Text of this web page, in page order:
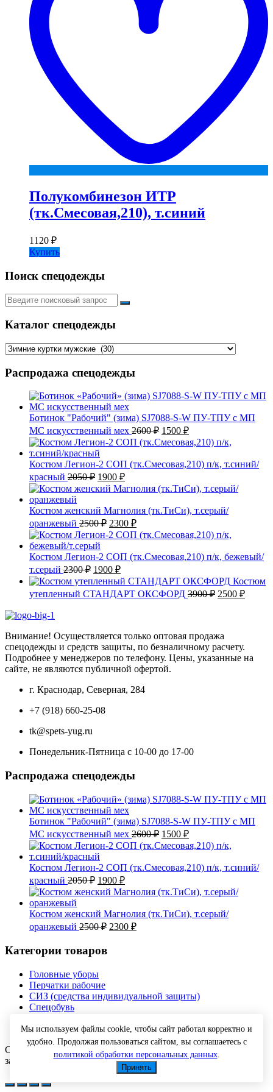
Полукомбинезон ИТР
(тк.Смесовая,210), т.синий
1120 ₽
Купить
Поиск спецодежды
Искать:
Каталог спецодежды
Распродажа спецодежды
Ботинок "Рабочий" (зима) SJ7088-S-W ПУ-ТПУ с МП
МС искусственный мех 2600₽ Первоначальная
цена
составляла
2600 ₽.
1500 ₽Текущая
цена:
Костюм Легион-2 СОП (тк.Смесовая,210) п/к, т.синий/
красный 2050₽ Первоначальная
цена
составляла
2050 ₽.
1900 ₽Текущая
цена:
Костюм женский Магнолия (тк.ТиСи), т.серый/
оранжевый 2500₽ Первоначальная
цена
составляла
2500 ₽.
2300 ₽Текущая
цена:
Костюм Легион-2 СОП (тк.Смесовая,210) п/к, бежевый/
т.серый 2300₽ Первоначальная
цена
составляла
2300 ₽.
1900 ₽Текущая
цена:
1900 ₽.
Костюм
утепленный СТАНДАРТ ОКСФОРД 3900₽ 2500 ₽
Внимание! Осуществляется только оптовая продажа
спецодежды и средств защиты, по безналичному расчету.
Подробнее у менеджеров по телефону. Цены, указанные на
сайте, не являются публичной офертой.
г. Краснодар, Северная, 284
+7 (918) 660-25-08
tk@spets-yug.ru
Понедельник-Пятница с 10-00 до 17-00
Распродажа спецодежды
Ботинок "Рабочий" (зима) SJ7088-S-W ПУ-ТПУ с МП
МС искусственный мех 2600₽ Первоначальная
цена
составляла
2600 ₽.
1500 ₽Текущая
цена:
Костюм Легион-2 СОП (тк.Смесовая,210) п/к, т.синий/
красный 2050₽ Первоначальная
цена
составляла
2050 ₽.
1900 ₽Текущая
цена:
Костюм женский Магнолия (тк.ТиСи), т.серый/
оранжевый 2500₽ Первоначальная
2300 ₽Текущая
Категории товаров
Головные уборы
Перчатки рабочие
СИЗ (средства индивидуальной защиты)
Спецобувь
Текстиль
Copyright © 2026 Спецодежда оптом с доставкой. Все права
защищены.
Мы используем файлы cookie, чтобы сайт работал корректно и
удобно. Продолжая пользоваться сайтом, вы соглашаетесь с
политикой обработки персональных данных.
Принять